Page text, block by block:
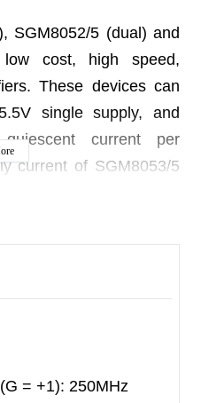
SGM8052/5 (dual) and
cost, high speed,
These devices can
single supply, and
current per
current of SGM8053/5
devices, which require
SGM8051/2/3/4/5
mode voltage range
to provide optimal
They exhibit a wide
= +1): 250MHz